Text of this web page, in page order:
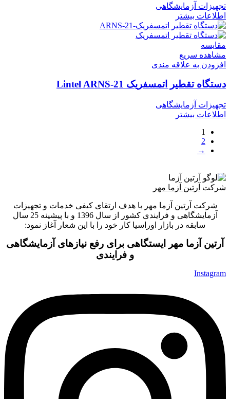
تجهیزات آزمایشگاهی
اطلاعات بیشتر
مقایسه
مشاهده سریع
افزودن به علاقه مندی
دستگاه تقطیر اتمسفریک Lintel ARNS-21
تجهیزات آزمایشگاهی
اطلاعات بیشتر
1
2
→
شرکت آرتین آزما مهر
شرکت آرتین آزما مهر با هدف ارتقای کیفی خدمات و تجهیزات
آزمایشگاهی و فرایندی کشور از سال 1396 و با پیشینه 25 سال
سابقه در بازار اوراسیا کار خود را با این شعار آغاز نمود:
آرتین آزما مهر ایستگاهی برای رفع نیازهای آزمایشگاهی
و فرایندی
Instagram